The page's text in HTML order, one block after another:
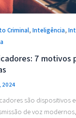
Criminal,Inteligência,
7 motivos
2024
são dispositivos
de voz